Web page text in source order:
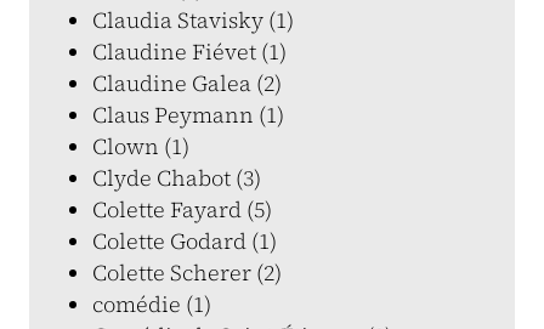
Claudia Stavisky (1)
Claudine Fiévet (1)
Claudine Galea (2)
Claus Peymann (1)
Clown (1)
Clyde Chabot (3)
Colette Fayard (5)
Colette Godard (1)
Colette Scherer (2)
comédie (1)